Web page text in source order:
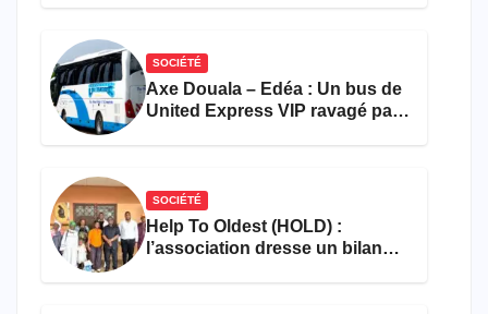
SOCIÉTÉ
Axe Douala – Edéa : Un bus de
United Express VIP ravagé par
SOCIÉTÉ
Help To Oldest (HOLD) :
l’association dresse un bilan